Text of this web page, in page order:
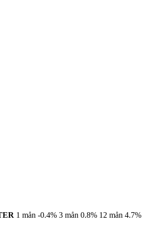
1 mån -0.4% 3 mån 0.8% 12 mån 4.7%